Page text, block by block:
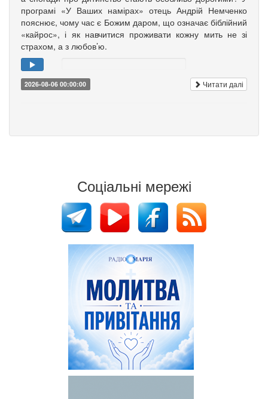
програмі «У Ваших намірах» отець Андрій Немченко
пояснює, чому час є Божим даром, що означає біблійний
«кайрос», і як навчитися проживати кожну мить не зі
страхом, а з любов’ю.
2026-08-06 00:00:00 Читати далі
Соціальні мережі